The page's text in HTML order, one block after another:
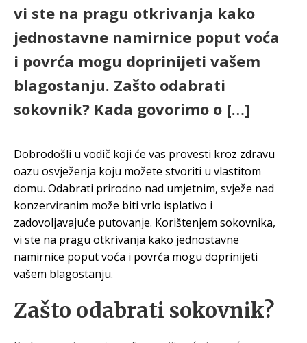
vi ste na pragu otkrivanja kako
jednostavne namirnice poput voća
i povrća mogu doprinijeti vašem
blagostanju. Zašto odabrati
sokovnik? Kada govorimo o […]
Dobrodošli u vodič koji će vas provesti kroz zdravu
oazu osvježenja koju možete stvoriti u vlastitom
domu. Odabrati prirodno nad umjetnim, svježe nad
konzerviranim može biti vrlo isplativo i
zadovoljavajuće putovanje. Korištenjem sokovnika,
vi ste na pragu otkrivanja kako jednostavne
namirnice poput voća i povrća mogu doprinijeti
vašem blagostanju.
Zašto odabrati sokovnik?